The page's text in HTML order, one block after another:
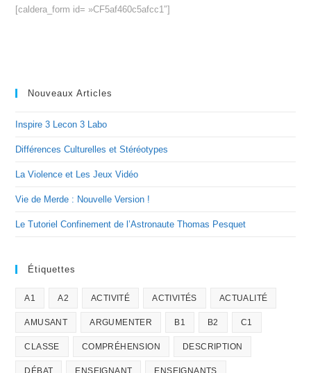
[caldera_form id= »CF5af460c5afcc1″]
Nouveaux Articles
Inspire 3 Lecon 3 Labo
Différences Culturelles et Stéréotypes
La Violence et Les Jeux Vidéo
Vie de Merde : Nouvelle Version !
Le Tutoriel Confinement de l’Astronaute Thomas Pesquet
Étiquettes
A1 A2 ACTIVITÉ ACTIVITÉS ACTUALITÉ
AMUSANT ARGUMENTER B1 B2 C1
CLASSE COMPRÉHENSION DESCRIPTION
DÉBAT ENSEIGNANT ENSEIGNANTS